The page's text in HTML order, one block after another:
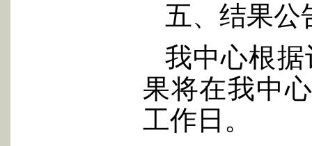
五、结果公
我中心根
果将在我中
工作日。